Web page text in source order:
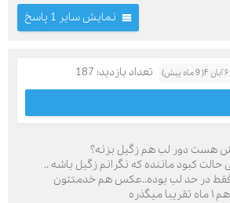
نمایش سایر 1 پاسخ
تعداد بازدید: 187
هست دور لب هم زگیل بزنه؟
کبود ماننده که نگرانم زگیل باشه ..
در حد لب بوده..عکس هم خدمتتون